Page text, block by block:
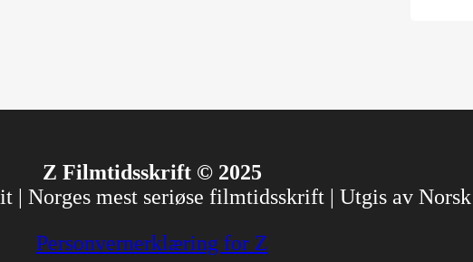
Z Filmtidsskrift © 2025
| Norges mest seriøse filmtidsskrift | Utgis av
Personvernerklæring for Z